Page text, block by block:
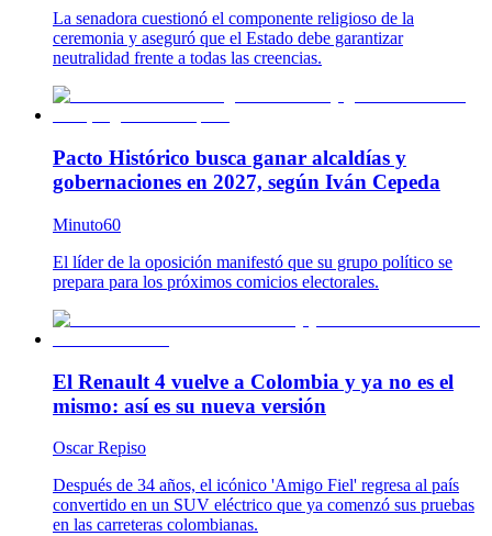
La senadora cuestionó el componente religioso de la
ceremonia y aseguró que el Estado debe garantizar
neutralidad frente a todas las creencias.
Pacto Histórico busca ganar alcaldías y
gobernaciones en 2027, según Iván Cepeda
Minuto60
El líder de la oposición manifestó que su grupo político se
prepara para los próximos comicios electorales.
El Renault 4 vuelve a Colombia y ya no es el
mismo: así es su nueva versión
Oscar Repiso
Después de 34 años, el icónico 'Amigo Fiel' regresa al país
convertido en un SUV eléctrico que ya comenzó sus pruebas
en las carreteras colombianas.